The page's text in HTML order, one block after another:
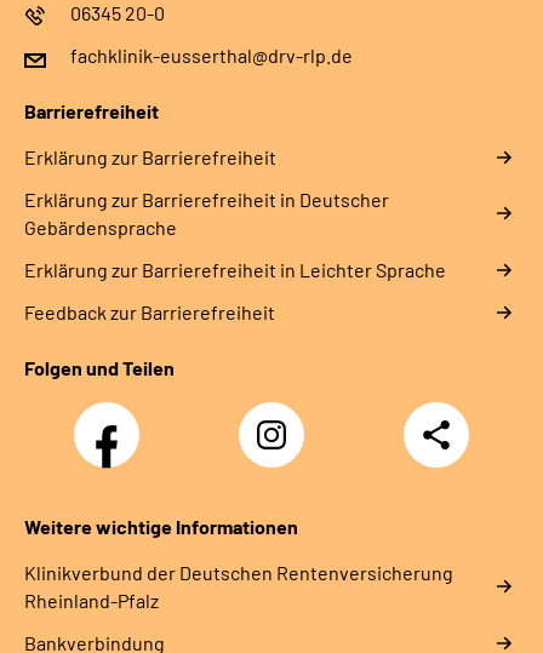
06345 20-0
fachklinik-eusserthal@drv-rlp.de
Barrierefreiheit
Erklärung zur Barrierefreiheit
Erklärung zur Barrierefreiheit in Deutscher
Gebärdensprache
Erklärung zur Barrierefreiheit in Leichter Sprache
Feedback zur Barrierefreiheit
Folgen und Teilen
Facebook
Instagram
DRV
Nachwuchskräfte
Teilen
Weitere wichtige Informationen
Klinikverbund der Deutschen Rentenversicherung
Rheinland-Pfalz
Bankverbindung